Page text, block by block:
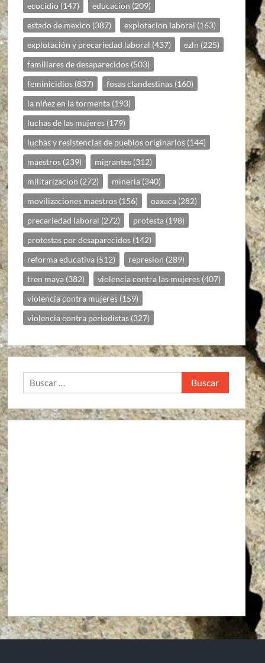
ecocidio (147) educacion (209)
estado de mexico (387) explotacion laboral (163)
explotación y precariedad laboral (437) ezln (225)
familiares de desaparecidos (503)
feminicidios (837) fosas clandestinas (160)
la niñez en la tormenta (193)
luchas de las mujeres (179)
luchas y resistencias de pueblos originarios (144)
maestros (239) migrantes (312)
militarizacion (272) mineria (340)
movilizaciones maestros (156) oaxaca (282)
precariedad laboral (272) protesta (198)
protestas por desaparecidos (142)
reforma educativa (512) represion (289)
tren maya (382) violencia contra las mujeres (407)
violencia contra mujeres (159)
violencia contra periodistas (327)
Buscar: